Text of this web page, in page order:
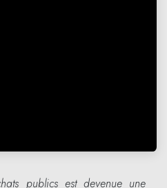
publics est devenue une